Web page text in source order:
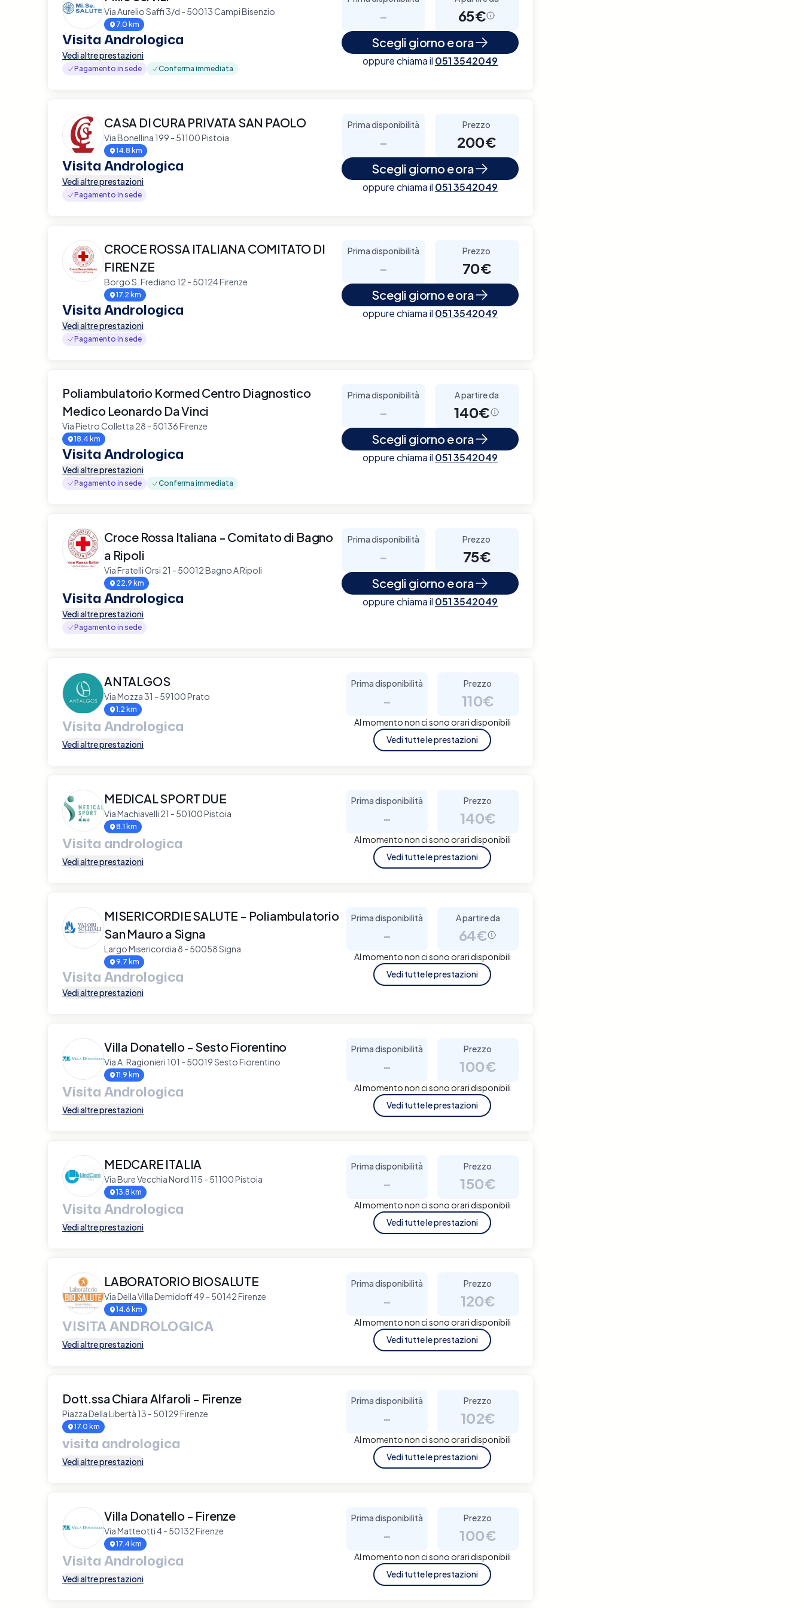
Via Aurelio Saffi 3/d - 50013 Campi Bisenzio
7.0 km
Visita Andrologica
Vedi altre prestazioni
Pagamento in sede Conferma immediata
- 65€
Scegli giorno e ora
oppure chiama il 051 3542049
CASA DI CURA PRIVATA SAN PAOLO
Via Bonellina 199 - 51100 Pistoia
14.8 km
Visita Andrologica
Vedi altre prestazioni
Pagamento in sede
Prima disponibilità
-
Prezzo
200€
Scegli giorno e ora
oppure chiama il 051 3542049
CROCE ROSSA ITALIANA COMITATO DI
FIRENZE
Borgo S. Frediano 12 - 50124 Firenze
17.2 km
Visita Andrologica
Vedi altre prestazioni
Pagamento in sede
Prima disponibilità
-
Prezzo
70€
Scegli giorno e ora
oppure chiama il 051 3542049
Poliambulatorio Kormed Centro Diagnostico
Medico Leonardo Da Vinci
Via Pietro Colletta 28 - 50136 Firenze
18.4 km
Visita Andrologica
Vedi altre prestazioni
Pagamento in sede Conferma immediata
Prima disponibilità
-
A partire da
140€
Scegli giorno e ora
oppure chiama il 051 3542049
Croce Rossa Italiana - Comitato di Bagno
a Ripoli
Via Fratelli Orsi 21 - 50012 Bagno A Ripoli
22.9 km
Visita Andrologica
Vedi altre prestazioni
Pagamento in sede
Prima disponibilità
-
Prezzo
75€
Scegli giorno e ora
oppure chiama il 051 3542049
ANTALGOS
Via Mozza 31 - 59100 Prato
1.2 km
Visita Andrologica
Vedi altre prestazioni
Prima disponibilità
-
Prezzo
110€
Al momento non ci sono orari disponibili
Vedi tutte le prestazioni
MEDICAL SPORT DUE
Via Machiavelli 21 - 50100 Pistoia
8.1 km
Visita andrologica
Vedi altre prestazioni
Prima disponibilità
-
Prezzo
140€
Al momento non ci sono orari disponibili
Vedi tutte le prestazioni
MISERICORDIE SALUTE - Poliambulatorio
San Mauro a Signa
Largo Misericordia 8 - 50058 Signa
9.7 km
Visita Andrologica
Vedi altre prestazioni
Prima disponibilità
-
A partire da
64€
Al momento non ci sono orari disponibili
Vedi tutte le prestazioni
Villa Donatello - Sesto Fiorentino
Via A. Ragionieri 101 - 50019 Sesto Fiorentino
11.9 km
Visita Andrologica
Vedi altre prestazioni
Prima disponibilità
-
Prezzo
100€
Al momento non ci sono orari disponibili
Vedi tutte le prestazioni
MEDCARE ITALIA
Via Bure Vecchia Nord 115 - 51100 Pistoia
13.8 km
Visita Andrologica
Vedi altre prestazioni
Prima disponibilità
-
Prezzo
150€
Al momento non ci sono orari disponibili
Vedi tutte le prestazioni
LABORATORIO BIOSALUTE
Via Della Villa Demidoff 49 - 50142 Firenze
14.6 km
VISITA ANDROLOGICA
Vedi altre prestazioni
Prima disponibilità
-
Prezzo
120€
Al momento non ci sono orari disponibili
Vedi tutte le prestazioni
Dott.ssa Chiara Alfaroli - Firenze
Piazza Della Libertà 13 - 50129 Firenze
17.0 km
visita andrologica
Vedi altre prestazioni
Prima disponibilità
-
Prezzo
102€
Al momento non ci sono orari disponibili
Vedi tutte le prestazioni
Villa Donatello - Firenze
Via Matteotti 4 - 50132 Firenze
17.4 km
Visita Andrologica
Vedi altre prestazioni
Prima disponibilità
-
Prezzo
100€
Al momento non ci sono orari disponibili
Vedi tutte le prestazioni